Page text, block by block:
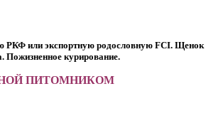
РКФ или экспортную родословную FCI. Щенок
Пожизненное курирование.
ПИТОМНИКОМ